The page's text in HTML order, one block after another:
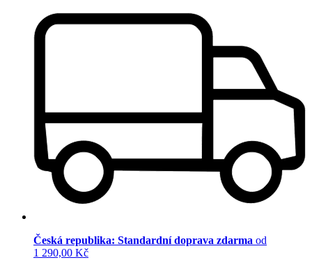
Česká republika: Standardní doprava zdarma od
1 290,00 Kč